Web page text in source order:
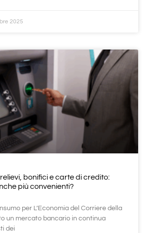
2025
bonifici e carte di credito:
più convenienti?
per L’Economia del Corriere della
un mercato bancario in continua
dei